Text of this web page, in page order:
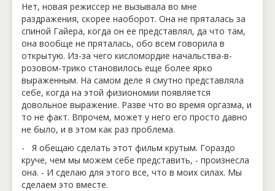
Нет, новая режиссер не вызывала во мне
раздражения, скорее наоборот. Она не пряталась за
спиной Гайера, когда он ее представлял, да что там,
она вообще не пряталась, обо всем говорила в
открытую. Из-за чего кисломордие начальства-в-
розовом-трико становилось еще более ярко
выраженным. На самом деле я смутно представляла
себе, когда на этой физиономии появляется
довольное выражение. Разве что во время оргазма, и
то не факт. Впрочем, может у него его просто давно
не было, и в этом как раз проблема.
- Я обещаю сделать этот фильм крутым. Гораздо
круче, чем мы можем себе представить, - произнесла
она. - И сделаю для этого все, что в моих силах. Мы
сделаем это вместе.